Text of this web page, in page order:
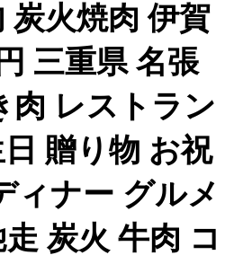
炭火焼肉 伊賀
三重県 名張
肉 レストラン
贈り物 お祝
ィナー グルメ
炭火 牛肉 コ